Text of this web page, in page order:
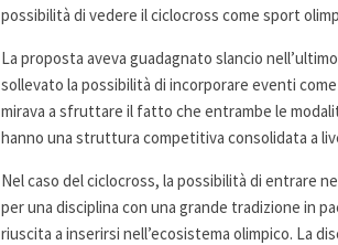
possibilità di vedere il ciclocross come sport
La proposta aveva guadagnato slancio
sollevato la possibilità di incorporare eventi
mirava a sfruttare il fatto che entrambe le
hanno una struttura competitiva consolidata a
Nel caso del ciclocross, la possibilità di entrare
per una disciplina con una grande tradizione in
riuscita a inserirsi nell’ecosistema olimpico. La